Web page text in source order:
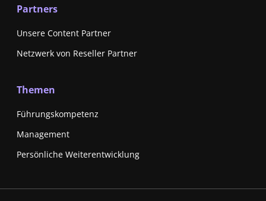
Partners
Unsere Content Partner
Netzwerk von Reseller Partner
Themen
Führungskompetenz
Management
Persönliche Weiterentwicklung